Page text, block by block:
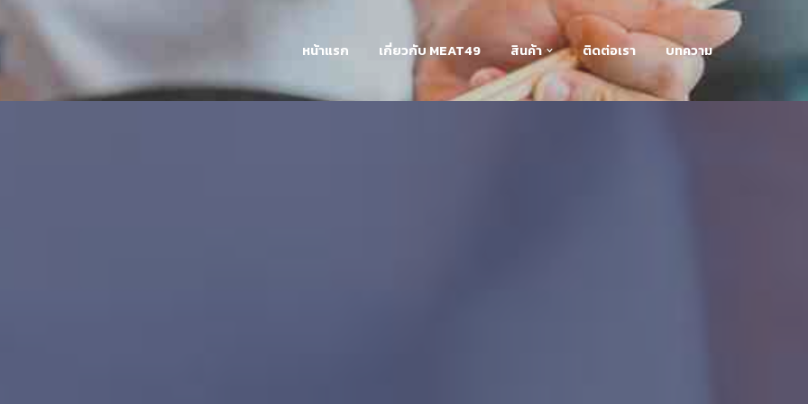
หน้าแรก เกี่ยวกับ MEAT49 สินค้า ติดต่อเรา บทความ